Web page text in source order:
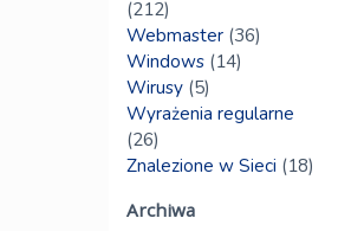
(212)
Webmaster (36)
Windows (14)
Wirusy (5)
Wyrażenia regularne
(26)
Znalezione w Sieci (18)
Archiwa